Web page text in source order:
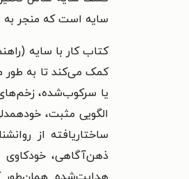
سایه است که منجر به
کتاب کار با سایه
کمک می‌کند تا به طور
یا سرکوب‌شده، زخم‌های
الگویی مثبت،
ساختاریافته از
ذهن‌آگاهی، خودکاوی